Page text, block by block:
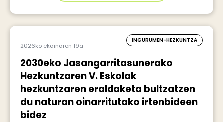
2026ko ekainaren 19a
INGURUMEN-HEZKUNTZA
2030eko Jasangarritasunerako
Hezkuntzaren V. Eskolak
hezkuntzaren eraldaketa bultzatzen
du naturan oinarritutako irtenbideen
bidez